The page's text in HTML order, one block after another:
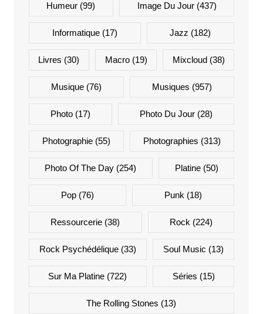
Humeur (99) Image Du Jour(437)
Informatique(17) Jazz (182)
Livres (30) Macro(19) Mixcloud(38)
Musique(76) Musiques (957)
Photo(17) Photo Du Jour (28)
Photographie(55) Photographies (313)
Photo Of The Day (254) Platine(50)
Pop(76) Punk (18)
Ressourcerie (38) Rock (224)
Rock Psychédélique(33) Soul Music (13)
Sur Ma Platine (722) Séries (15)
The Rolling Stones (13)